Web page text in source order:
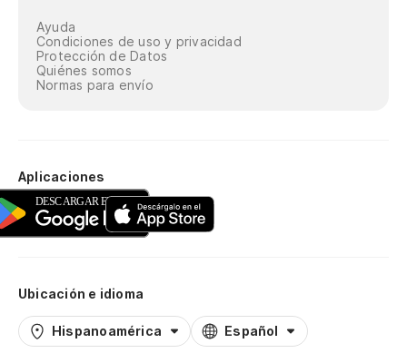
Ayuda
Condiciones de uso y privacidad
Protección de Datos
Quiénes somos
Normas para envío
Aplicaciones
Ubicación e idioma
Hispanoamérica Español